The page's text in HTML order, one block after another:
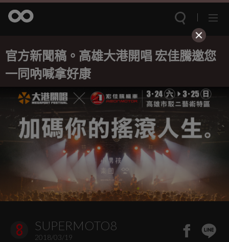
官方新聞稿。高雄大港開唱 宏佳騰邀您
一同吶喊拿好康
SUPERMOTO8
2018/03/19